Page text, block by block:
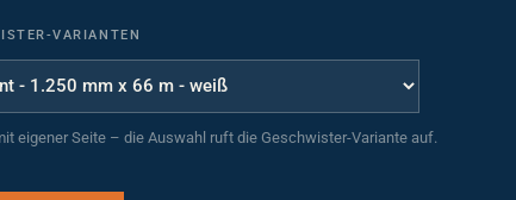
eigener Seite – die Auswahl ruft die Geschwister-Variante auf.